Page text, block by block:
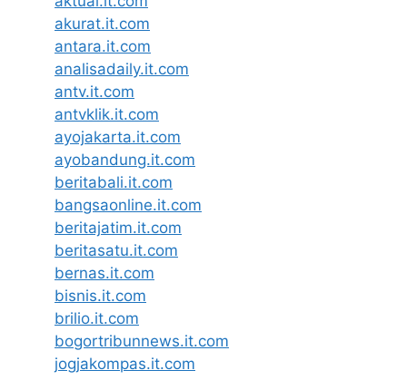
akurat.it.com
antara.it.com
analisadaily.it.com
antv.it.com
antvklik.it.com
ayojakarta.it.com
ayobandung.it.com
beritabali.it.com
bangsaonline.it.com
beritajatim.it.com
beritasatu.it.com
bernas.it.com
bisnis.it.com
brilio.it.com
bogortribunnews.it.com
jogjakompas.it.com